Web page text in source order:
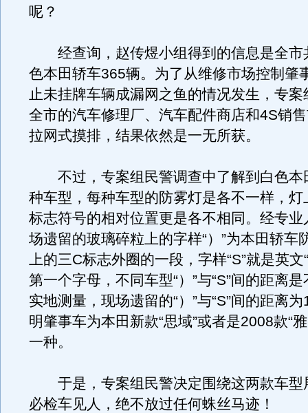
呢？
经查询，赵传煜小组得到的信息是全市
色本田轿车365辆。为了从维修市场控制肇
止未挂牌车辆成漏网之鱼的情况发生，专案
全市的汽车修理厂、汽车配件商店和4S销
拉网式摸排，结果依然是一无所获。
不过，专案组民警调查中了解到白色本
种车型，每种车型的防雾灯是各不一样，灯
标志符号的相对位置更是各不相同。经专业
场遗留的玻璃碎粒上的字样“）”为本田轿车
上的三C标志外圈的一段，字样“S”就是英文
第一个字母，不同车型“）”与“S”间的距离
实地测量，现场遗留的“）”与“S”间的距离
明肇事车为本田新款“思域”或者是2008款“
一种。
于是，专案组民警决定围绕这两款车型
必检车见人，绝不放过任何蛛丝马迹！